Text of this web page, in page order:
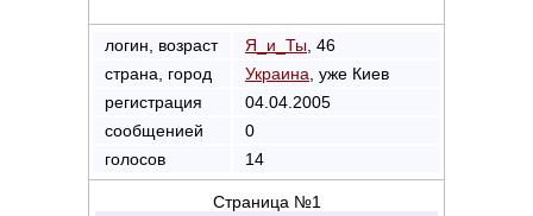
логин, возраст Я_и_Ты , 46
страна, город
Украина , уже Киев
регистрация
04.04.2005
сообщенией
0
голосов
14
Страница №1